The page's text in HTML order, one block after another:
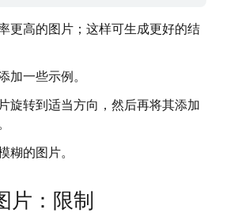
更高的图片；这样可生成更好的结
加一些示例。
旋转到适当方向，然后再将其添加
糊的图片。
片：限制